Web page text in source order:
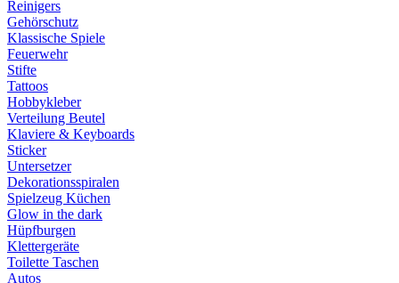
Reinigers
Gehörschutz
Klassische Spiele
Feuerwehr
Stifte
Tattoos
Hobbykleber
Verteilung Beutel
Klaviere & Keyboards
Sticker
Untersetzer
Dekorationsspiralen
Spielzeug Küchen
Glow in the dark
Hüpfburgen
Klettergeräte
Toilette Taschen
Autos